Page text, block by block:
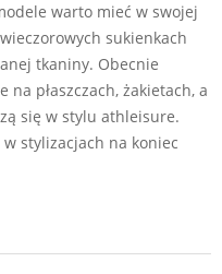
warto mieć w swojej
sukienkach
tkaniny. Obecnie
na płaszczach, żakietach, a
się w stylu athleisure.
stylizacjach na koniec